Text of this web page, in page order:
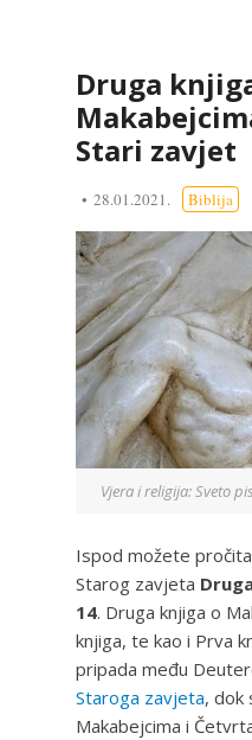
Druga
Stari zavjet
28.01.2021. Biblija
Vjera i religija: Sveto
Ispod možete
Starog zavjeta
14. Druga knjiga o
knjiga, te kao i Prva
pripada među
Staroga zavjeta, dok
Makabejcima i